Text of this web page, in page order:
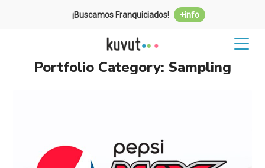
¡Buscamos Franquiciados! +info
Portfolio Category: Sampling